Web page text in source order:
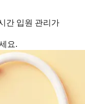
간 입원 관리가
요.